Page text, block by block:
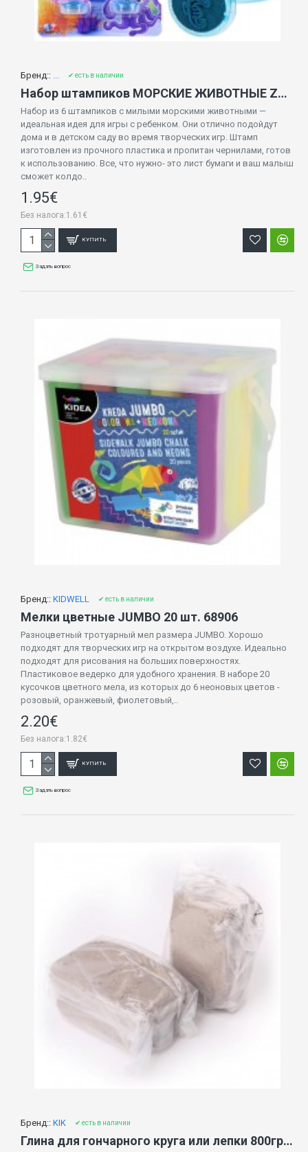
Бренд:: ✔ есть в наличии
Набор штампиков МОРСКИЕ ЖИВОТНЫЕ ZA3979
Набор из 6 штампиков с милыми морскими животными —
идеальная идея для игры с ребенком. Они отлично подойдут
дома и в детском саду во время творческих игр. Штамп
изготовлен из прочного пластика и пропитан чернилами, готов
к использованию. Все, что нужно- это лист бумаги и ваш малыш
сможет колдо..
1.95€
Без налога:1.61€
КУПИТЬ
Задать вопрос
Бренд:: KIDWELL ✔ есть в наличии
Мелки цветные JUMBO 20 шт. 68906
Разноцветный тротуарный мел размера JUMBO. Хорошо
подходят для творческих игр на открытом воздухе. Идеально
подходят для рисования на больших поверхностях.
Пластиковое ведерко для удобного хранения. В наборе 20
кусочков цветного мела, из которых до 6 неоновых цветов -
розовый, оранжевый, фиолетовый,..
2.20€
Без налога:1.82€
КУПИТЬ
Задать вопрос
Бренд:: KIK ✔ есть в наличии
Глина для гончарного круга или лепки 800гр (9718)